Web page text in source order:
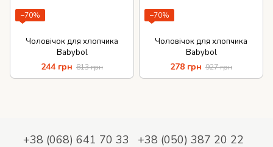
−70%
Чоловічок для хлопчика
Babybol
244 грн 813 грн
−70%
Чоловічок для хлопчика
Babybol
278 грн 927 грн
+38 (068) 641 70 33 +38 (050) 387 20 22